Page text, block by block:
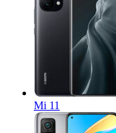
Mi 11